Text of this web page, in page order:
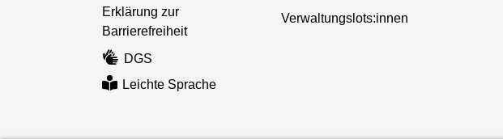
Erklärung zur
Barrierefreiheit
DGS
Leichte Sprache
Verwaltungslots:innen